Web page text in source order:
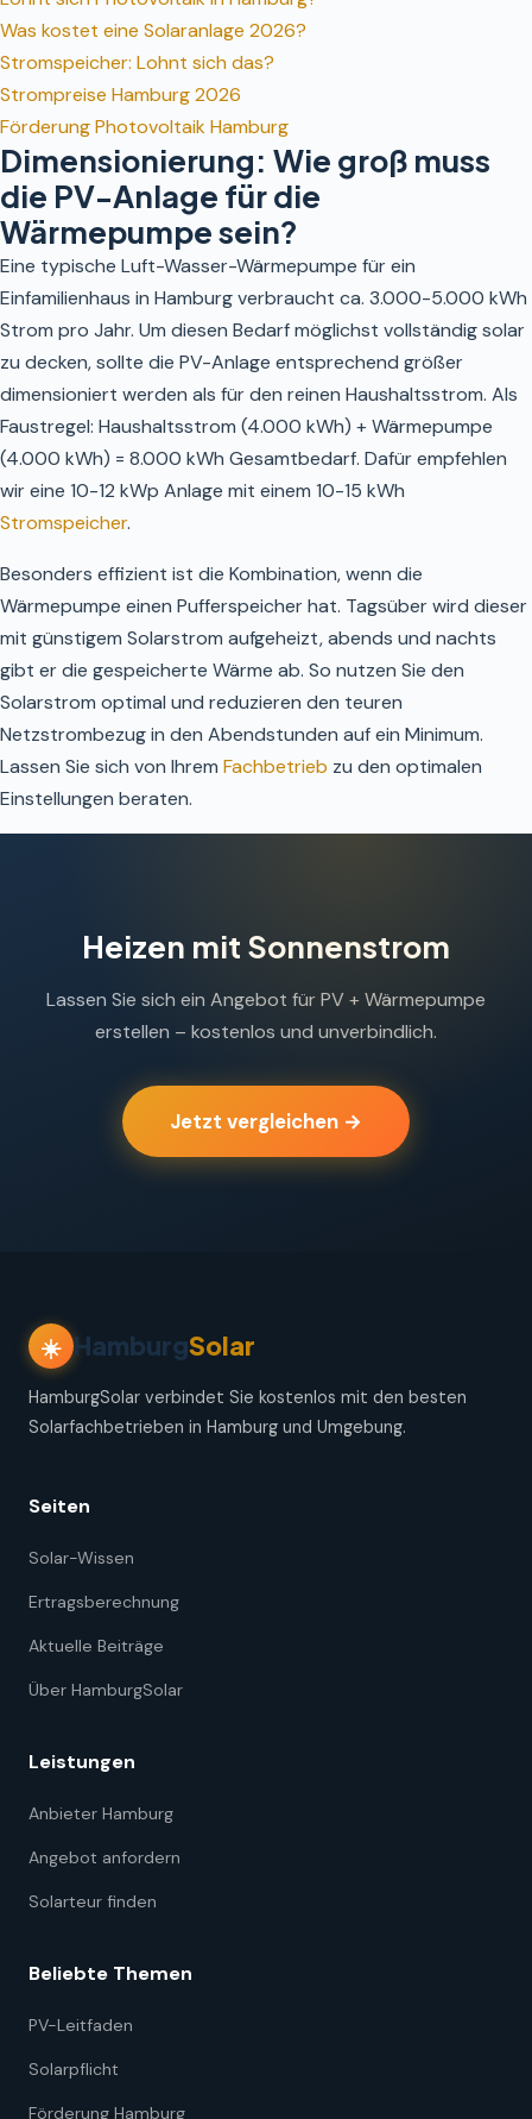
Was kostet eine Solaranlage 2026?
Stromspeicher: Lohnt sich das?
Strompreise Hamburg 2026
Förderung Photovoltaik Hamburg
Dimensionierung: Wie groß muss
die PV-Anlage für die
Wärmepumpe sein?
Eine typische Luft-Wasser-Wärmepumpe für ein
Einfamilienhaus in Hamburg verbraucht ca. 3.000-5.000 kWh
Strom pro Jahr. Um diesen Bedarf möglichst vollständig solar
zu decken, sollte die PV-Anlage entsprechend größer
dimensioniert werden als für den reinen Haushaltsstrom. Als
Faustregel: Haushaltsstrom (4.000 kWh) + Wärmepumpe
(4.000 kWh) = 8.000 kWh Gesamtbedarf. Dafür empfehlen
wir eine 10-12 kWp Anlage mit einem 10-15 kWh
Stromspeicher.
Besonders effizient ist die Kombination, wenn die
Wärmepumpe einen Pufferspeicher hat. Tagsüber wird dieser
mit günstigem Solarstrom aufgeheizt, abends und nachts
gibt er die gespeicherte Wärme ab. So nutzen Sie den
Solarstrom optimal und reduzieren den teuren
Netzstrombezug in den Abendstunden auf ein Minimum.
Lassen Sie sich von Ihrem Fachbetrieb zu den optimalen
Einstellungen beraten.
Heizen mit Sonnenstrom
Lassen Sie sich ein Angebot für PV + Wärmepumpe
erstellen – kostenlos und unverbindlich.
Jetzt vergleichen →
☀️ HamburgSolar
HamburgSolar verbindet Sie kostenlos mit den besten
Solarfachbetrieben in Hamburg und Umgebung.
Seiten
Solar-Wissen
Ertragsberechnung
Aktuelle Beiträge
Über HamburgSolar
Leistungen
Anbieter Hamburg
Angebot anfordern
Solarteur finden
Beliebte Themen
PV-Leitfaden
Solarpflicht
Förderung Hamburg